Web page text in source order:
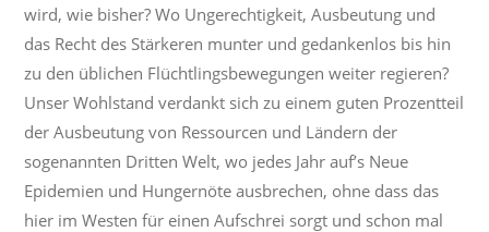
wird, wie bisher? Wo Ungerechtigkeit, Ausbeutung und
das Recht des Stärkeren munter und gedankenlos bis hin
zu den üblichen Flüchtlingsbewegungen weiter regieren?
Unser Wohlstand verdankt sich zu einem guten Prozentteil
der Ausbeutung von Ressourcen und Ländern der
sogenannten Dritten Welt, wo jedes Jahr auf’s Neue
Epidemien und Hungernöte ausbrechen, ohne dass das
hier im Westen für einen Aufschrei sorgt und schon mal